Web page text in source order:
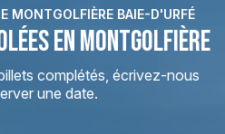
MONTGOLFIÈRE BAIE-D'URFÉ
EN MONTGOLFIÈRE
complétés, écrivez-nous
une date.